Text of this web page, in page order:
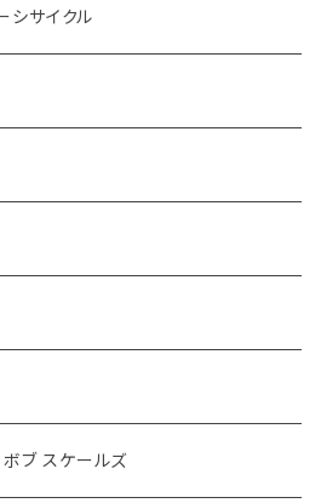
シサイクル
ブ スケールズ